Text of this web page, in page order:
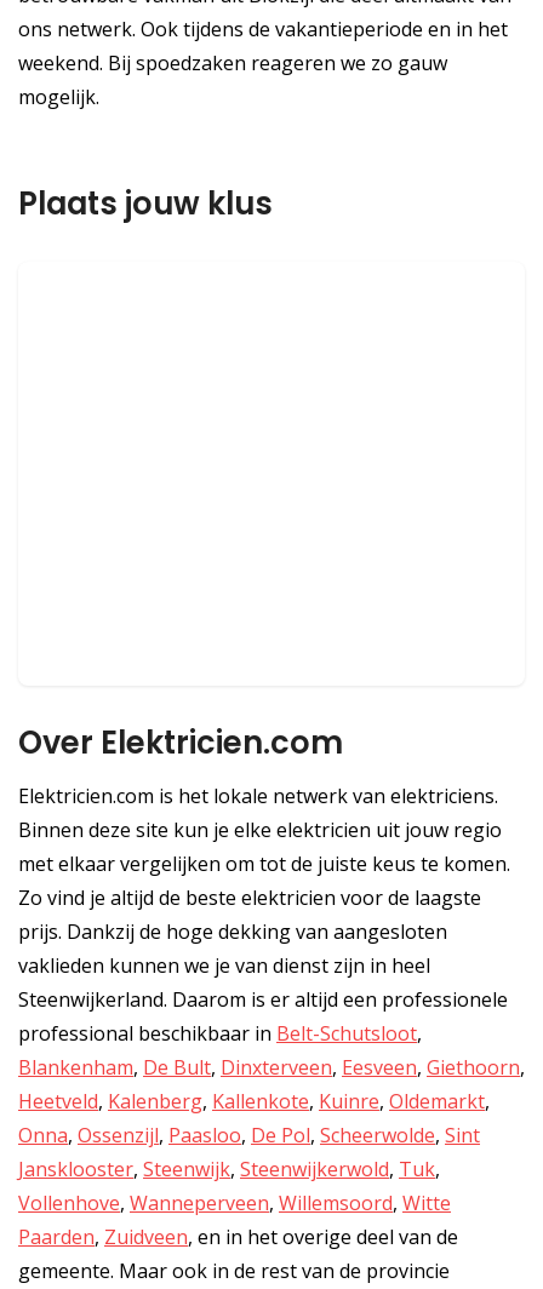
ons netwerk. Ook tijdens de vakantieperiode en in het
weekend. Bij spoedzaken reageren we zo gauw
mogelijk.
Plaats jouw klus
Over Elektricien.com
Elektricien.com is het lokale netwerk van elektriciens.
Binnen deze site kun je elke elektricien uit jouw regio
met elkaar vergelijken om tot de juiste keus te komen.
Zo vind je altijd de beste elektricien voor de laagste
prijs. Dankzij de hoge dekking van aangesloten
vaklieden kunnen we je van dienst zijn in heel
Steenwijkerland. Daarom is er altijd een professionele
professional beschikbaar in Belt-Schutsloot,
Blankenham, De Bult, Dinxterveen, Eesveen, Giethoorn,
Heetveld, Kalenberg, Kallenkote, Kuinre, Oldemarkt,
Onna, Ossenzijl, Paasloo, De Pol, Scheerwolde, Sint
Jansklooster, Steenwijk, Steenwijkerwold, Tuk,
Vollenhove, Wanneperveen, Willemsoord, Witte
Paarden, Zuidveen, en in het overige deel van de
gemeente. Maar ook in de rest van de provincie